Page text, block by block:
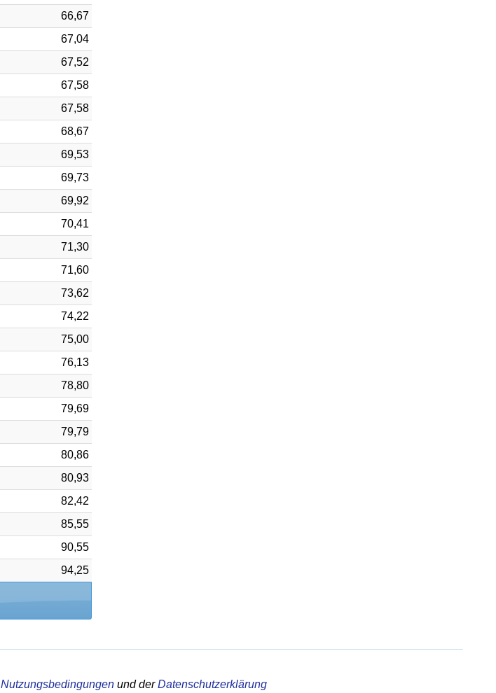
66,67
67,04
67,52
67,58
67,58
68,67
69,53
69,73
69,92
70,41
71,30
71,60
73,62
74,22
75,00
76,13
78,80
79,69
79,79
80,86
80,93
82,42
85,55
90,55
94,25
Nutzungsbedingungen und derDatenschutzerklärung